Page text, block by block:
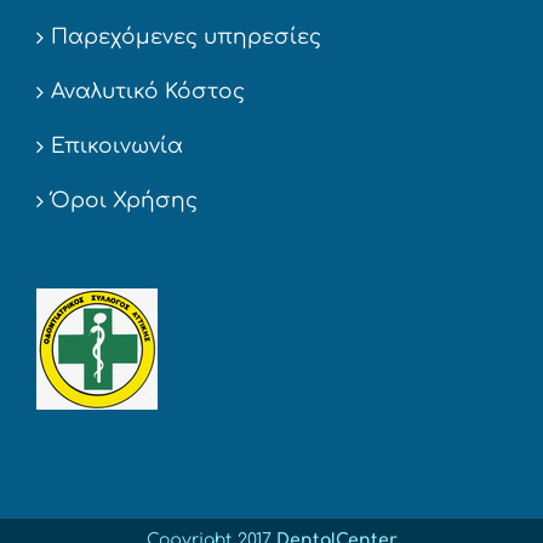
Παρεχόμενες υπηρεσίες
Αναλυτικό Κόστος
Επικοινωνία
Όροι Χρήσης